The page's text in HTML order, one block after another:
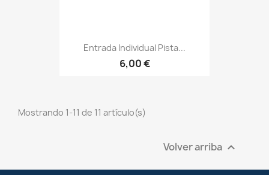
Entrada Individual Pista...
6,00 €
Mostrando 1-11 de 11 artículo(s)
Volver arriba 